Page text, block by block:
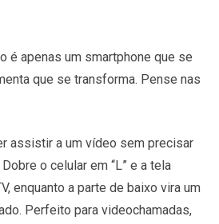
é apenas um smartphone que se
que se transforma. Pense nas
assistir a um vídeo sem precisar
o celular em “L” e a tela
enquanto a parte de baixo vira um
Perfeito para videochamadas,